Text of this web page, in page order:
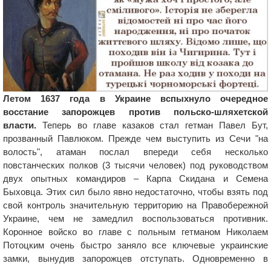
Летом 1637 года в Украине вспыхнуло очередное
восстание запорожцев против польско-шляхетской
власти. Теперь во главе казаков стал гетман Павел Бут,
прозванный Павлюком. Прежде чем выступить из Сечи "на
волость", атаман послал впереди себя несколько
повстанческих полков (3 тысячи человек) под руководством
двух опытных командиров – Карпа Скидана и Семена
Быховца. Этих сил было явно недостаточно, чтобы взять под
свой контроль значительную территорию на Правобережной
Украине, чем не замедлил воспользоваться противник.
Коронное войско во главе с польным гетманом Николаем
Потоцким очень быстро заняло все ключевые украинские
замки, вынудив запорожцев отступать. Одновременно в